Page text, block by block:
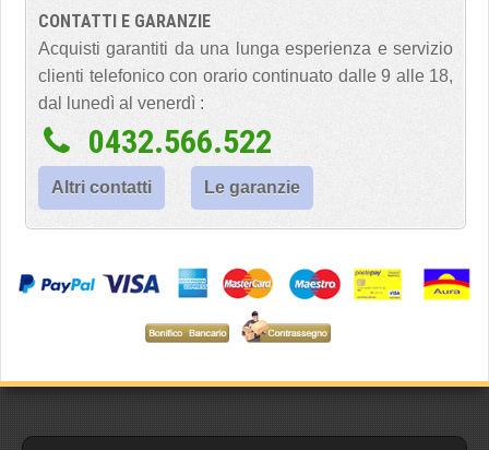
CONTATTI E GARANZIE
Acquisti garantiti da una lunga esperienza e servizio
clienti telefonico con orario continuato dalle 9 alle 18,
dal lunedì al venerdì :
0432.566.522
Altri contatti Le garanzie